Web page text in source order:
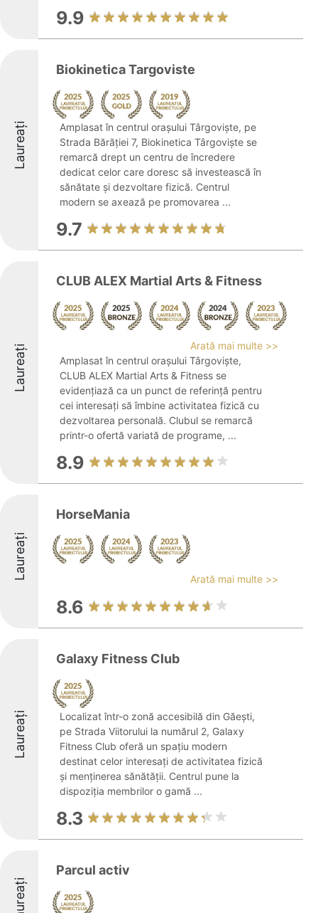
9.9
Laureați
Biokinetica Targoviste
Amplasat în centrul orașului Târgoviște, pe
Strada Bărăției 7, Biokinetica Târgoviște se
remarcă drept un centru de încredere
dedicat celor care doresc să investească în
sănătate și dezvoltare fizică. Centrul
modern se axează pe promovarea ...
9.7
Laureați
CLUB ALEX Martial Arts & Fitness
Arată mai multe >>
Amplasat în centrul orașului Târgoviște,
CLUB ALEX Martial Arts & Fitness se
evidențiază ca un punct de referință pentru
cei interesați să îmbine activitatea fizică cu
dezvoltarea personală. Clubul se remarcă
printr-o ofertă variată de programe, ...
8.9
Laureați
HorseMania
Arată mai multe >>
8.6
Laureați
Galaxy Fitness Club
Localizat într-o zonă accesibilă din Găești,
pe Strada Viitorului la numărul 2, Galaxy
Fitness Club oferă un spațiu modern
destinat celor interesați de activitatea fizică
și menținerea sănătății. Centrul pune la
dispoziția membrilor o gamă ...
8.3
Laureați
Parcul activ